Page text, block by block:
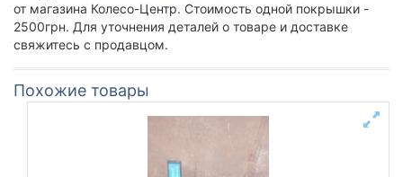
от магазина Колесо-Центр. Стоимость одной покрышки -
2500грн. Для уточнения деталей о товаре и доставке
свяжитесь с продавцом.
Похожие товары